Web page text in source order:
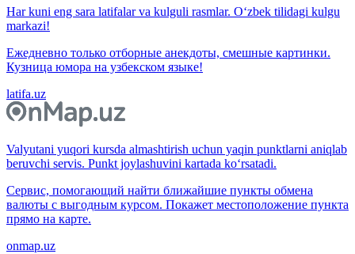
Har kuni eng sara latifalar va kulguli rasmlar. O‘zbek tilidagi kulgu
markazi!
Ежедневно только отборные анекдоты, смешные картинки.
Кузница юмора на узбекском языке!
latifa.uz
Valyutani yuqori kursda almashtirish uchun yaqin punktlarni aniqlab
beruvchi servis. Punkt joylashuvini kartada ko‘rsatadi.
Сервис, помогающий найти ближайшие пункты обмена
валюты с выгодным курсом. Покажет местоположение пункта
прямо на карте.
onmap.uz